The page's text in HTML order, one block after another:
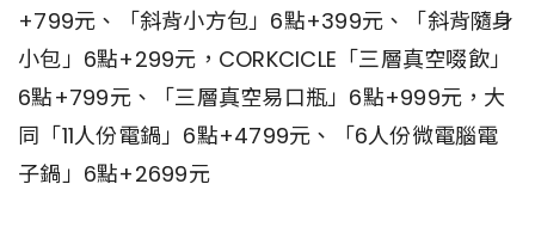
+799元、「斜背小方包」6點+399元、「斜背隨身
小包」6點+299元，CORKCICLE「三層真空啜飲」
6點+799元、「三層真空易口瓶」6點+999元，大
同「11人份電鍋」6點+4799元、「6人份微電腦電
子鍋」6點+2699元